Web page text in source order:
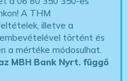
A THM
illetve a
történt és
a mértéke módosulhat.
MBH Bank Nyrt. függő